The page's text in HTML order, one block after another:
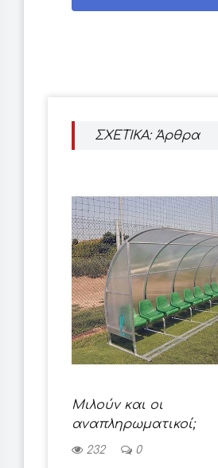
ΣΧΕΤΙΚΑ: Άρθρα
Μιλούν και οι
αναπληρωματικοί;
232 0